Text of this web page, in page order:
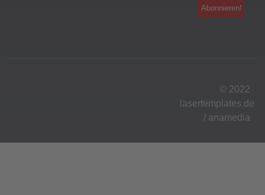
© 2022
lasertemplates.de
/ anamedia